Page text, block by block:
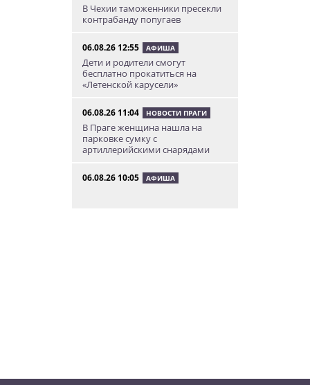
В Чехии таможенники пресекли
контрабанду попугаев
06.08.26 12:55 АФИША
Дети и родители смогут
бесплатно прокатиться на
«Летенской карусели»
06.08.26 11:04 НОВОСТИ ПРАГИ
В Праге женщина нашла на
парковке сумку с
артиллерийскими снарядами
06.08.26 10:05 АФИША